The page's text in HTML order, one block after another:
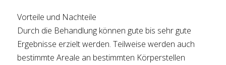
Vorteile und Nachteile
Durch die Behandlung können gute bis sehr gute
Ergebnisse erzielt werden. Teilweise werden auch
bestimmte Areale an bestimmten Körperstellen